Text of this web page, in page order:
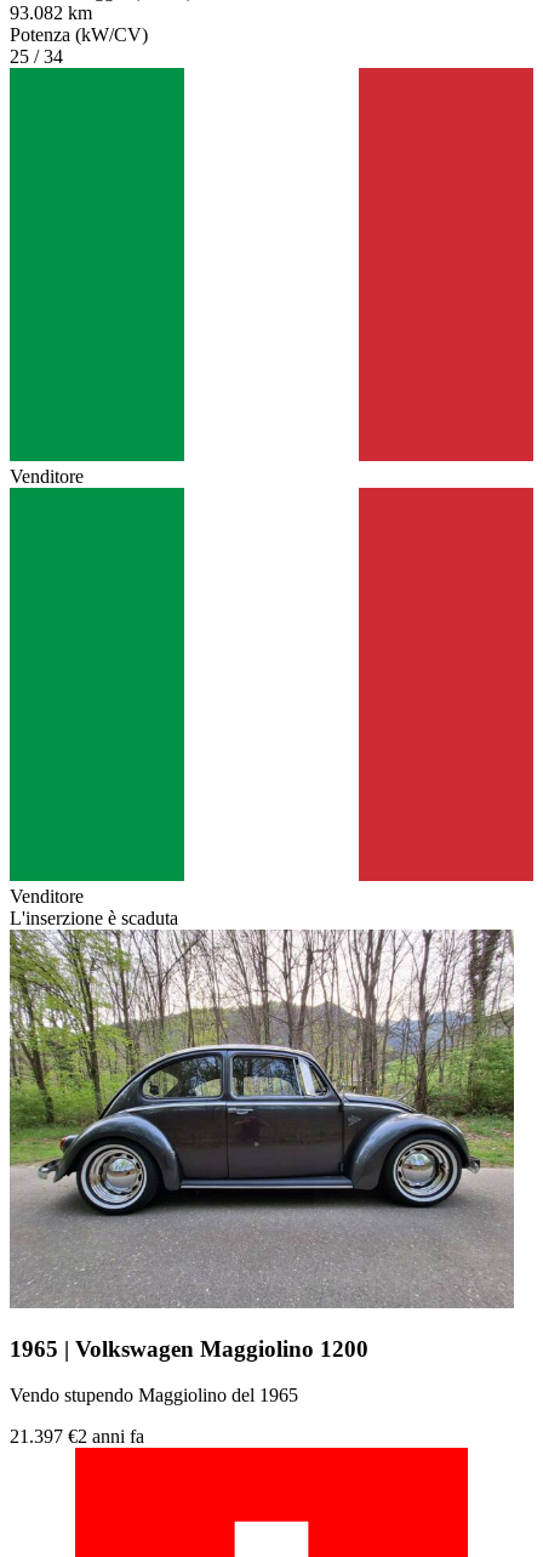
93.082 km
Potenza (kW/CV)
25 / 34
Venditore
Venditore
L'inserzione è scaduta
1965 | Volkswagen Maggiolino 1200
Vendo stupendo Maggiolino del 1965
21.397 €2 anni fa